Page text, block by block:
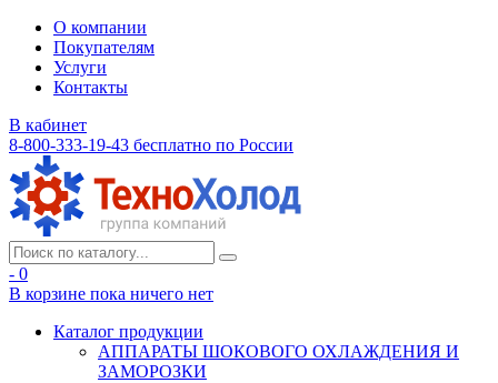
О компании
Покупателям
Услуги
Контакты
В кабинет
8-800-333-19-43 бесплатно по России
- 0
В корзине пока ничего нет
Каталог продукции
АППАРАТЫ ШОКОВОГО ОХЛАЖДЕНИЯ И
ЗАМОРОЗКИ